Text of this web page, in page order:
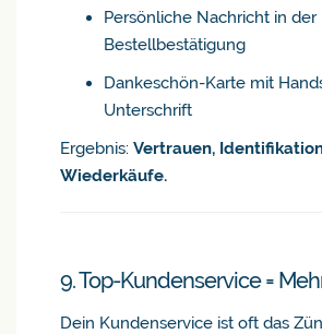
Persönliche Nachricht in der
Bestellbestätigung
Dankeschön-Karte mit
Unterschrift
Ergebnis: Vertrauen,
Wiederkäufe.
9. Top-Kundenservice =
Dein Kundenservice ist oft das